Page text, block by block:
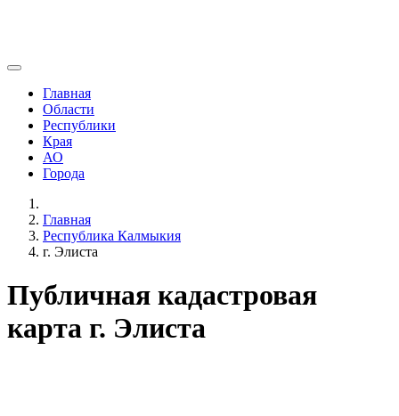
Главная
Области
Республики
Края
АО
Города
Главная
Республика Калмыкия
г. Элиста
Публичная кадастровая
карта г. Элиста